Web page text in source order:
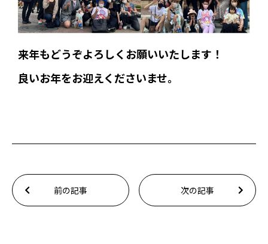
来年もどうぞよろしくお願いいたします！
良いお年をお迎えくださいませ。
前の記事 次の記事